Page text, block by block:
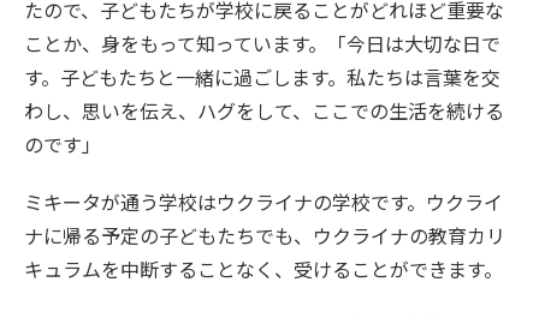
たので、子どもたちが学校に戻ることがどれほど重要な
ことか、身をもって知っています。「今日は大切な日で
す。子どもたちと一緒に過ごします。私たちは言葉を交
わし、思いを伝え、ハグをして、ここでの生活を続ける
のです」
ミキータが通う学校はウクライナの学校です。ウクライ
ナに帰る予定の子どもたちでも、ウクライナの教育カリ
キュラムを中断することなく、受けることができます。